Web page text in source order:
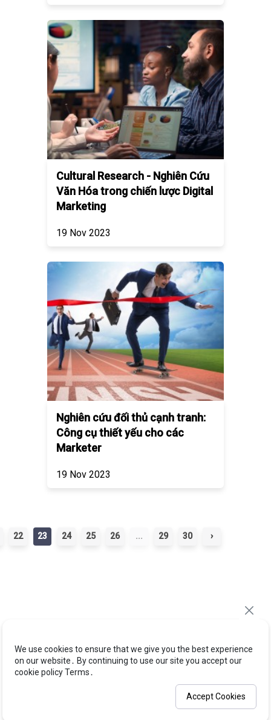
Cultural Research - Nghiên Cứu
Văn Hóa trong chiến lược Digital
Marketing
19 Nov 2023
Nghiên cứu đối thủ cạnh tranh:
Công cụ thiết yếu cho các
Marketer
19 Nov 2023
22 23 24 25 26 ... 29 30 ›
We use cookies to ensure that we give you the best experience
on our website․ By continuing to use our site you accept our
cookie policy Terms․
Accept Cookies